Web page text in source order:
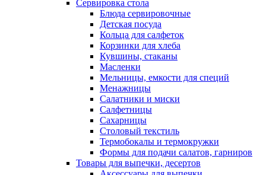
Сервировка стола
Блюда сервировочные
Детская посуда
Кольца для салфеток
Корзинки для хлеба
Кувшины, стаканы
Масленки
Мельницы, емкости для специй
Менажницы
Салатники и миски
Салфетницы
Сахарницы
Столовый текстиль
Термобокалы и термокружки
Формы для подачи салатов, гарниров
Товары для выпечки, десертов